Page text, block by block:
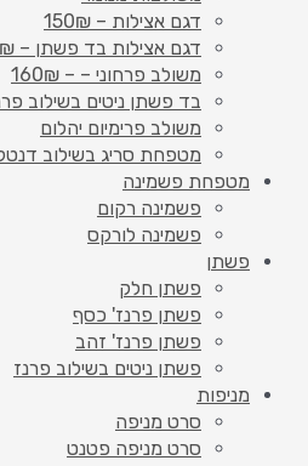
דגם אצילות – 150₪
דגם אצילות בד פשתן – 150₪
משולב פרחוני – – 160₪
בד פשתן ניטים בשילוב פרנז –
משולב פרימיום יהלום
מטפחת סריג בשילוב
מטפחת פשמינה
פשמינה רקום
פשמינה לורקס
פשתן
פשתן חלק
פשתן פרנז' כסף
פשתן פרנז' זהב
פשתן ניטים בשילוב פרנז
מניפות
סרט מניפה
סרט מניפה פטנט